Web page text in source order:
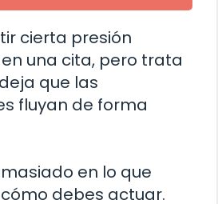
cierta presión
una cita, pero trata
que las
fluyan de forma
en lo que
debes actuar.